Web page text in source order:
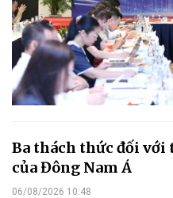
Ba thách thức đối với
của Đông Nam Á
06/08/2026 10:48